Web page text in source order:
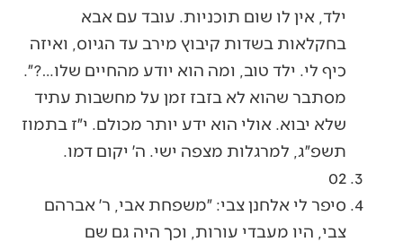
ילד, אין לו שום תוכניות. עובד עם אבא
בחקלאות בשדות קיבוץ מירב עד הגיוס, ואיזה
כיף לי. ילד טוב, ומה הוא יודע מהחיים שלו…?״.
מסתבר שהוא לא בזבז זמן על מחשבות עתיד
שלא יבוא. אולי הוא ידע יותר מכולם. י״ז בתמוז
תשפ״ג, למרגלות מצפה ישי. ה׳ יקום דמו.
02
סיפר לי אלחנן צבי: ״משפחת אבי, ר׳ אברהם
צבי, היו מעבדי עורות, וכך היה גם שם